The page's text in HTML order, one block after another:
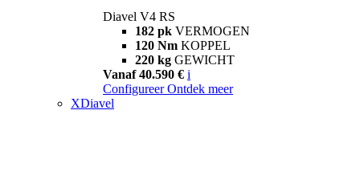
Diavel V4 RS
182 pk VERMOGEN
120 Nm KOPPEL
220 kg GEWICHT
Vanaf 40.590 € i
Configureer Ontdek meer
XDiavel